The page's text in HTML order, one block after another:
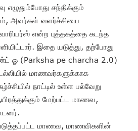
சந்திக்கும்
அவர்கள் வளர்ச்சியை
வாரியர்ஸ் என்ற புத்தகத்தை கடந்த
இதை யடுத்து, தற்போது
ஓ (Parksha pe charcha 2.0)
மாணவர்களுக்காக
நாட்டில் உள்ள பல்வேறு
மேற்பட்ட மாணவ,
மாணவ, மாணவிகளின்